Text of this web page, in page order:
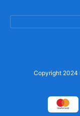
Copyright 2024